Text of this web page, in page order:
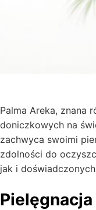
Palma Areka, znana
doniczkowych na
zachwyca swoimi
zdolności do
jak i